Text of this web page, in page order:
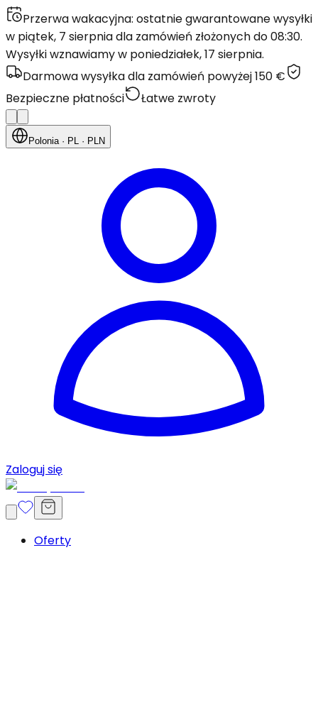
Przerwa wakacyjna: ostatnie gwarantowane wysyłki
w piątek, 7 sierpnia dla zamówień złożonych do 08:30.
Wysyłki wznawiamy w poniedziałek, 17 sierpnia.
Darmowa wysyłka dla zamówień powyżej 150 €
Bezpieczne płatności
Łatwe zwroty
Polonia· PL · PLN
Zaloguj się
Oferty